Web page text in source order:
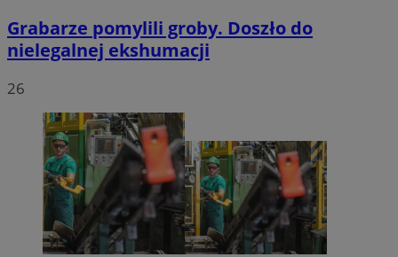
Grabarze pomylili groby. Doszło do
nielegalnej ekshumacji
26